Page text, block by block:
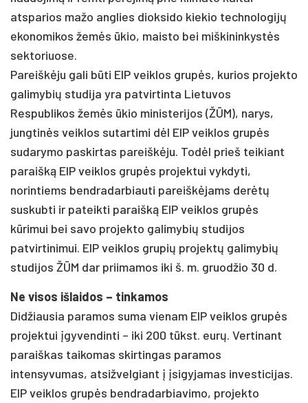
atsparios mažo anglies dioksido kiekio technologijų
ekonomikos žemės ūkio, maisto bei miškininkystės
sektoriuose.
Pareiškėju gali būti EIP veiklos grupės, kurios projekto
galimybių studija yra patvirtinta Lietuvos
Respublikos žemės ūkio ministerijos (ŽŪM), narys,
jungtinės veiklos sutartimi dėl EIP veiklos grupės
sudarymo paskirtas pareiškėju. Todėl prieš teikiant
paraišką EIP veiklos grupės projektui vykdyti,
norintiems bendradarbiauti pareiškėjams derėtų
suskubti ir pateikti paraišką EIP veiklos grupės
kūrimui bei savo projekto galimybių studijos
patvirtinimui. EIP veiklos grupių projektų galimybių
studijos ŽŪM dar priimamos iki š. m. gruodžio 30 d.
Ne visos išlaidos – tinkamos
Didžiausia paramos suma vienam EIP veiklos grupės
projektui įgyvendinti – iki 200 tūkst. eurų. Vertinant
paraiškas taikomas skirtingas paramos
intensyvumas, atsižvelgiant į įsigyjamas investicijas.
EIP veiklos grupės bendradarbiavimo, projekto